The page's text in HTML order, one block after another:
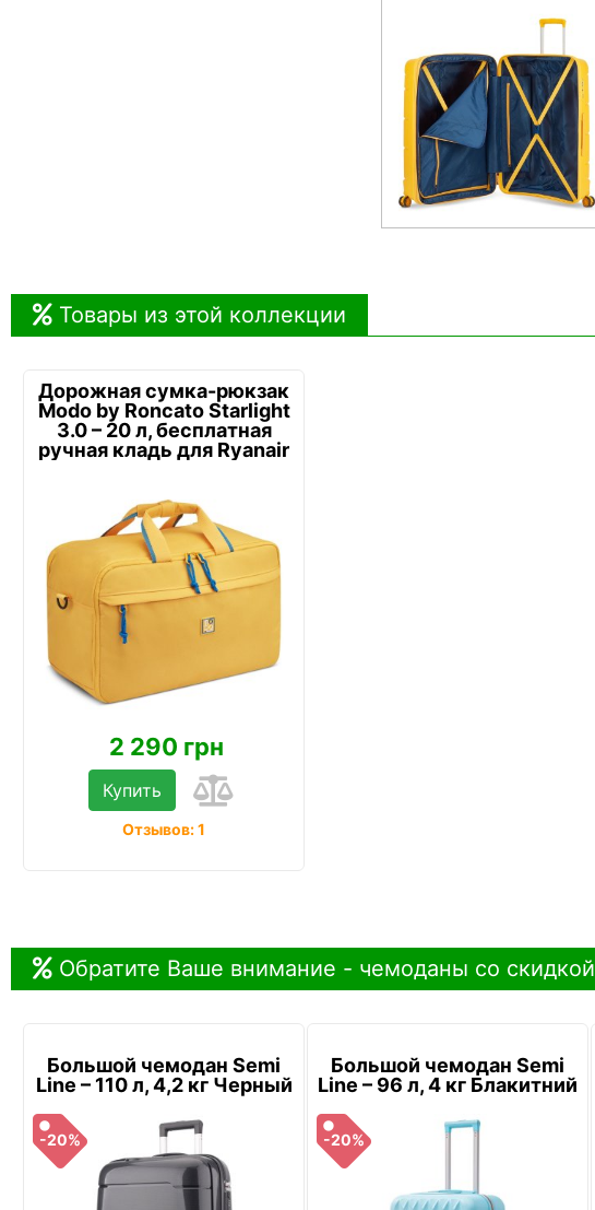
Товары из этой коллекции
Дорожная сумка-рюкзак
Modo by Roncato Starlight
3.0 – 20 л, бесплатная
ручная кладь для Ryanair
2 290 грн
Купить
Отзывов: 1
Обратите Ваше внимание - чемоданы со скидкой
Большой чемодан Semi
Line – 110 л, 4,2 кг Черный
-20%
Большой чемодан Semi
Line – 96 л, 4 кг Блакитний
-20%